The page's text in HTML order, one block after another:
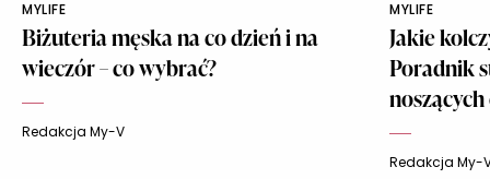
MYLIFE
Biżuteria męska na co dzień i na
wieczór – co wybrać?
Redakcja My-V
MYLIFE
Jakie
Poradnik
Redakcja My-